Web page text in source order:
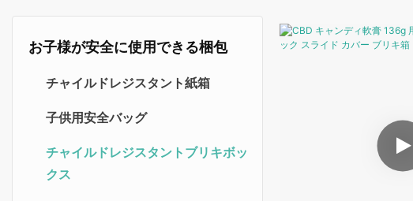
お子様が安全に使用できる梱包
チャイルドレジスタント紙箱
子供用安全バッグ
チャイルドレジスタントブリキボッ
クス